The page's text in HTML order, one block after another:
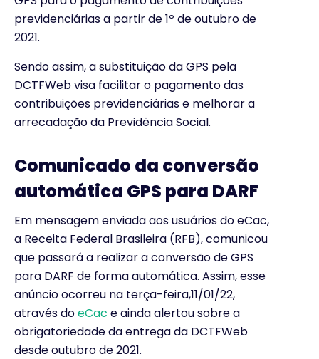
previdenciárias a partir de 1º de outubro de
2021.
Sendo assim, a substituição da GPS pela
DCTFWeb visa facilitar o pagamento das
contribuições previdenciárias e melhorar a
arrecadação da Previdência Social.
Comunicado da conversão
automática GPS para DARF
Em mensagem enviada aos usuários do eCac,
a Receita Federal Brasileira (RFB), comunicou
que passará a realizar a conversão de GPS
para DARF de forma automática. Assim, esse
anúncio ocorreu na terça-feira,11/01/22,
através doeCac e ainda alertou sobre a
obrigatoriedade da entrega da DCTFWeb
desde outubro de 2021.